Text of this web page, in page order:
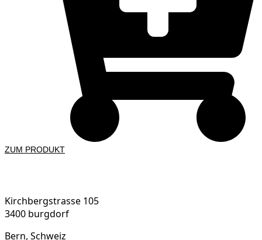
ZUM PRODUKT
Kirchbergstrasse 105
3400 burgdorf
Bern, Schweiz